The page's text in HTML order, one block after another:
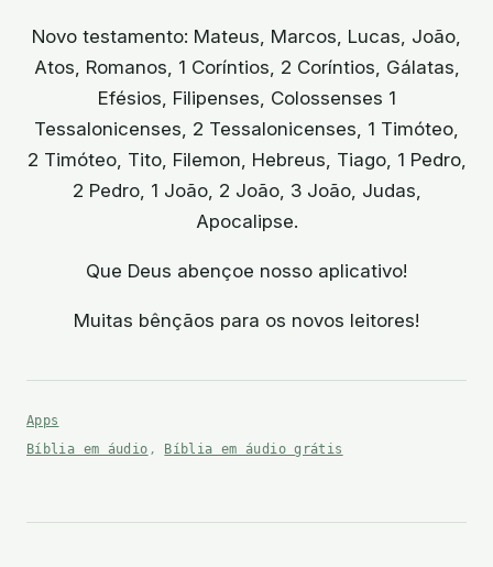
Novo testamento: Mateus, Marcos, Lucas, João,
Atos, Romanos, 1 Coríntios, 2 Coríntios, Gálatas,
Efésios, Filipenses, Colossenses 1
Tessalonicenses, 2 Tessalonicenses, 1 Timóteo,
2 Timóteo, Tito, Filemon, Hebreus, Tiago, 1 Pedro,
2 Pedro, 1 João, 2 João, 3 João, Judas,
Apocalipse.
Que Deus abençoe nosso aplicativo!
Muitas bênçãos para os novos leitores!
Apps
Bíblia em áudio , Bíblia em áudio grátis